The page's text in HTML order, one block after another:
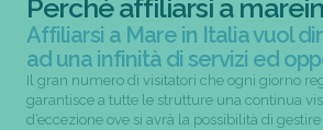
Perchè affiliarsi a
Affiliarsi a Mare in Italia vuol
ad una infinità di servizi ed
Il gran numero di visitatori che ogni giorno
garantisce a tutte le strutture una continua
d’eccezione ove si avrà la possibilità di